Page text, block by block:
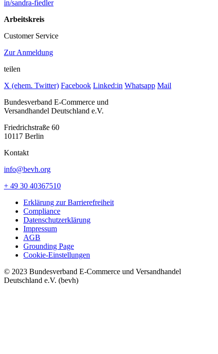
in/sandra-fiedler
Arbeitskreis
Customer Service
Zur Anmeldung
teilen
X (ehem. Twitter) Facebook Linked:in Whatsapp Mail
Bundesverband E-Commerce und
Versandhandel Deutschland e.V.
Friedrichstraße 60
10117 Berlin
Kontakt
info@bevh.org
+ 49 30 40367510
Erklärung zur Barrierefreiheit
Compliance
Datenschutzerklärung
Impressum
AGB
Grounding Page
Cookie-Einstellungen
© 2023 Bundesverband E-Commerce und Versandhandel
Deutschland e.V. (bevh)